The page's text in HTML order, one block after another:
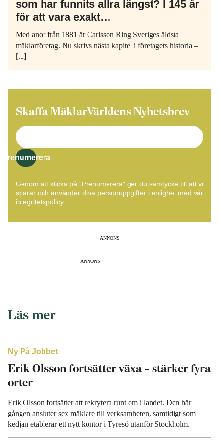
som har funnits allra längst? I 145 år
för att vara exakt…
Med anor från 1881 är Carlsson Ring Sveriges äldsta
mäklarföretag. Nu skrivs nästa kapitel i företagets historia –
[...]
Skaffa MäklarVärldens Nyhetsbrev
Prenumerera
Genom att klicka på "Prenumerera" ger du samtycke till att vi
sparar och använder dina personuppgifter i enlighet med vår
integritetspolicy.
ANNONS
ANNONS
Läs mer
Ny På Jobbet
Erik Olsson fortsätter växa – stärker fyra
orter
Erik Olsson fortsätter att rekrytera runt om i landet. Den här
gången ansluter sex mäklare till verksamheten, samtidigt som
kedjan etablerar ett nytt kontor i Tyresö utanför Stockholm.